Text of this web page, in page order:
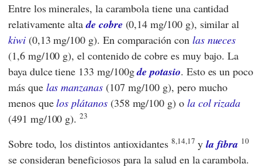
Entre los minerales, la carambola tiene una cantidad
relativamente altade cobre (0,14 mg/100 g), similar al
kiwi(0,13 mg/100 g). En comparación con las nueces
(1,6 mg/100 g), el contenido de cobre es muy bajo. La
baya dulce tiene 133 mg/100gde potasio. Esto es un poco
más que las manzanas(107 mg/100 g), pero mucho
menos quelos plátanos(358 mg/100 g) o la col rizada
(491 mg/100 g).23
Sobre todo, los distintos antioxidantes 8,14,17 yla fibra 10
se consideran beneficiosos para la salud en la carambola.